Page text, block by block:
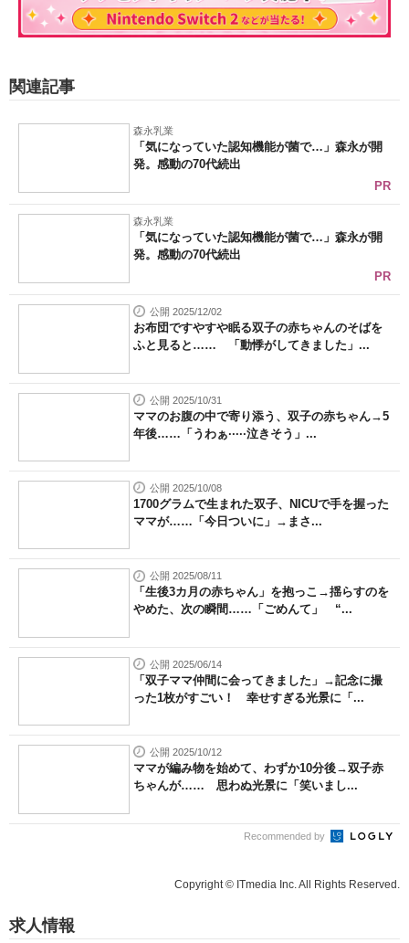
関連記事
森永乳業
「気になっていた認知機能が菌で…」森永が開
発。感動の70代続出
PR
森永乳業
「気になっていた認知機能が菌で…」森永が開
発。感動の70代続出
PR
公開 2025/12/02
お布団ですやすや眠る双子の赤ちゃんのそばを
ふと見ると…… 「動悸がしてきました」...
公開 2025/10/31
ママのお腹の中で寄り添う、双子の赤ちゃん→5
年後……「うわぁ·····泣きそう」...
公開 2025/10/08
1700グラムで生まれた双子、NICUで手を握った
ママが……「今日ついに」→まさ...
公開 2025/08/11
「生後3カ月の赤ちゃん」を抱っこ→揺らすのを
やめた、次の瞬間……「ごめんて」 “...
公開 2025/06/14
「双子ママ仲間に会ってきました」→記念に撮
った1枚がすごい！ 幸せすぎる光景に「...
公開 2025/10/12
ママが編み物を始めて、わずか10分後→双子赤
ちゃんが…… 思わぬ光景に「笑いまし...
Recommended by
Copyright © ITmedia Inc. All Rights Reserved.
求人情報